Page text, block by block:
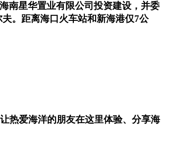
南星华置业有限公司投资建设，并委
。距离海口火车站和新海港仅7公
热爱海洋的朋友在这里体验、分享海